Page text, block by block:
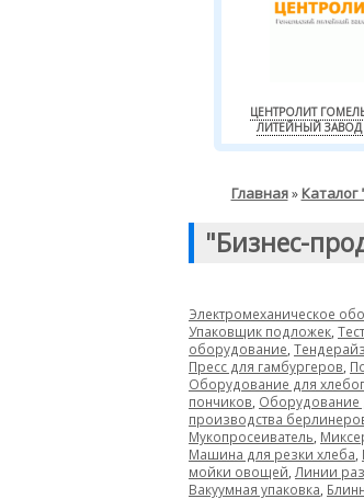
ЦЕНТРОЛИТ
ЛИТЕЙНЫЙ
Главная»
"Бизнес-
Электромеханическое
Упаковщик подложек
оборудование
Пресс для гамбургеров
Оборудование для
пончиков Оборудование
производства
Мукопросеиватель
Машина для резки хлеба
мойки овощей Линии
Вакуумная упаковка